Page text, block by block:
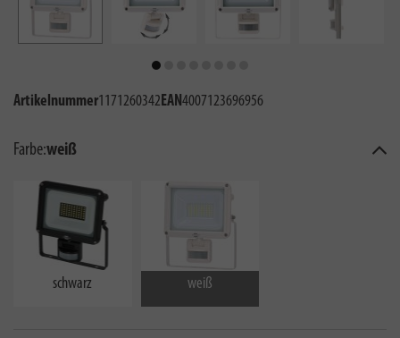
Artikelnummer1171260342EAN4007123696956
Farbe:weiß
schwarz weiß